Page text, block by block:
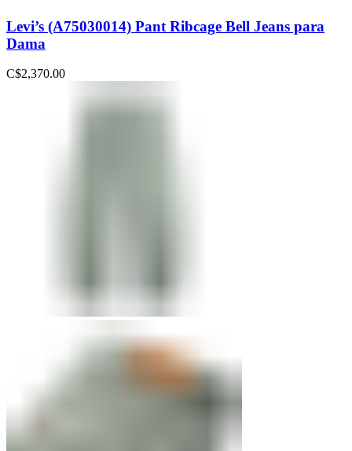
Levi’s (A75030014) Pant Ribcage Bell Jeans para
Dama
C$2,370.00